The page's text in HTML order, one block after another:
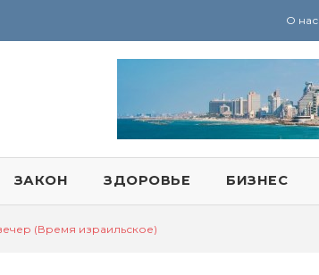
Ю
ридические услуги адвокатской коллегии «Эли Гервиц»: полное сопровождение на всех этапах
О нас
ЗАКОН ЗДОРОВЬЕ БИЗНЕС
(Время израильское)